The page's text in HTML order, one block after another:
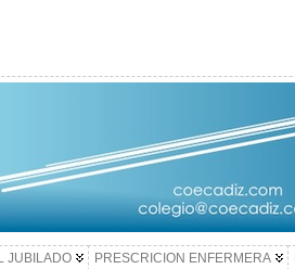
JUBILADO PRESCRICION ENFERMERA